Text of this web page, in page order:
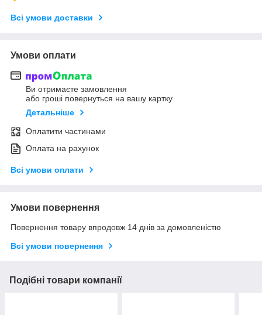
Всі умови доставки
Умови оплати
Ви отримаєте замовлення
або гроші повернуться на вашу картку
Детальніше
Оплатити частинами
Оплата на рахунок
Всі умови оплати
Умови повернення
Повернення товару впродовж 14 днів за домовленістю
Всі умови повернення
Подібні товари компанії